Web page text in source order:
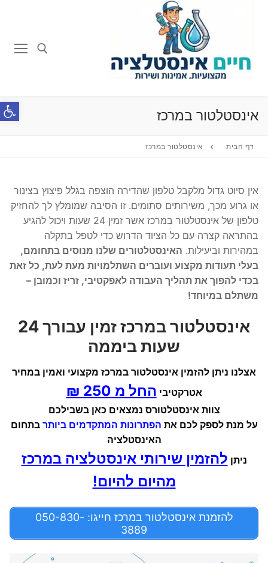
אינסטלטור במרכז
דף הבית אינסטלטור במרכז
אין סיוט גדול מלקבל טלפון שהדירה הוצפה בגלל פיצוץ בצינור
או גרוע מכך, משירותים סתומים. זו הסיבה שמומלץ לך להחזיק
טלפון של אינסטלטור במרכז אשר זמין 24 שעות ויכול להגיע
בהתראה קצרה עם כל הציוד הדרוש כדי לטפל בתקלה
במהירות וביעילות. האינסטלטורים שלנו מנוסים בתחומם,
בעלי תעודות מקצוע ועוברים השתלמויות מעת לעת, כל זאת
בכדי להפוך את תהליך העבודה לאפקטיבי, זריז וכמובן –
משתלם במיוחד!
אינסטלטור במרכז זמין עבורך 24
שעות ביממה
אצלנו ניתן להזמין אינסטלטור במרכז מקצועי ואמין במחיר
אטרקטיבי החל מ 250 ₪
צוות אינסטלטורס נמצאים כאן בשבילכם
על מנת לספק לכם את הפתרונות המתקדמים ביותר בתחום
האינסטלציה
ניתן להזמין שירותי אינסטלציה במרכז
מהיום להיום!
להזמנת אינסטלטור במרכז חייגו: 050-830-
3889
פתח